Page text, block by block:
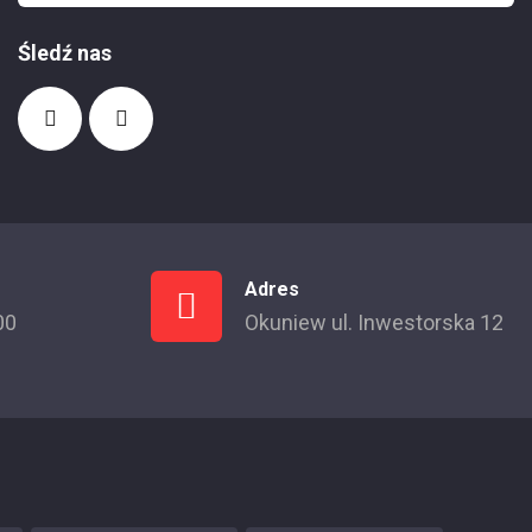
Śledź nas
Adres
Okuniew ul. Inwestorska 12